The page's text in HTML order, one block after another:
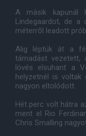
A másik kapunál
Lindegaardot, de a
méterrõl leadott
Alig léptük át a
támadást vezetett,
lövés elsuhant a
helyzetnél is voltak
nagyon eltolódott.
Hét perc volt hátra
ment el Rio
Chris Smalling